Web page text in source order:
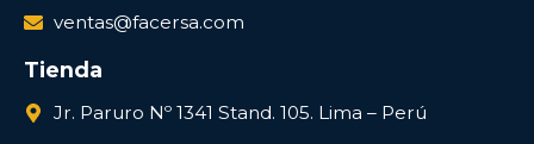
ventas@facersa.com
Tienda
Jr. Paruro Nº 1341 Stand. 105. Lima – Perú